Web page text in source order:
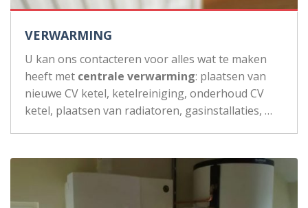
VERWARMING
U kan ons contacteren voor alles wat te maken
heeft met centrale verwarming: plaatsen van
nieuwe CV ketel, ketelreiniging, onderhoud CV
ketel, plaatsen van radiatoren, gasinstallaties, …